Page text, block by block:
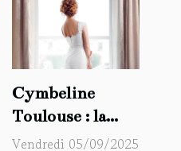
Cymbeline
Toulouse : la
boutique de
Vendredi 05/09/2025